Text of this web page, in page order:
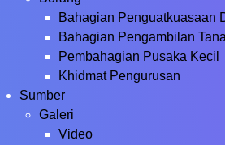
Bahagian Penguatkuasaan
Bahagian Pengambilan
Pembahagian Pusaka Kecil
Khidmat Pengurusan
Sumber
Galeri
Video